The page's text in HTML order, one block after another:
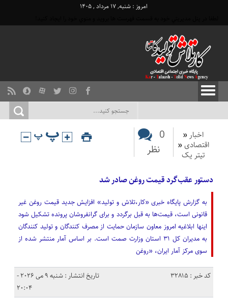
امروز : شنبه, ۱۷ مرداد , ۱۴۰۵
اخبار «
اقتصادی«
تیتر یک
0
نظر
دستور عقب‌گرد قیمت روغن صادر شد
به گزارش پایگاه خبری «کار،تلاش و تولید» افزایش جدید قیمت روغن غیر
قانونی است، قیمت‌ها به قبل برگردد و برای گرانفروشان پرونده تشکیل شود
اینها ابلاغیه امروز معاون سازمان حمایت از مصرف کنندگان و تولید کنندگان
به مدیران کل ۳۱ استان وزارت صمت است. بر اساس آمار منتشر شده از
سوی مرکز آمار ایران، «روغن
کد خبر : 32815
تاریخ انتشار : شنبه 9 می 2026 -
20:04